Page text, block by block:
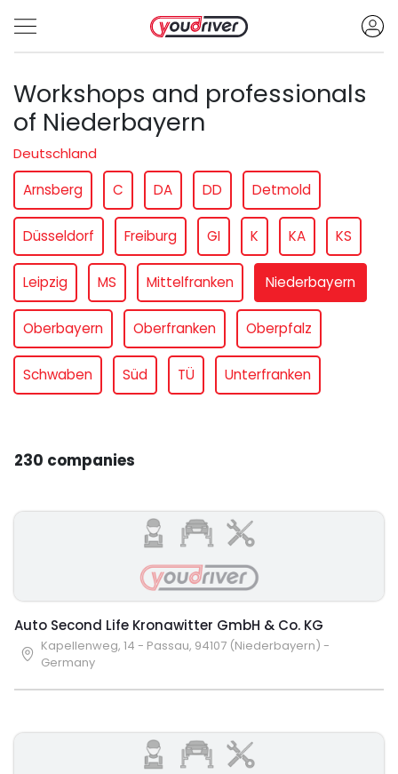
Workshops and professionals
of Niederbayern
Deutschland
Arnsberg
C DA DD Detmold
Düsseldorf Freiburg GI K KA KS
Leipzig MS Mittelfranken Niederbayern
Oberbayern Oberfranken Oberpfalz
Schwaben Süd TÜ Unterfranken
230 companies
Auto Second Life Kronawitter GmbH & Co. KG
Kapellenweg, 14 - Passau, 94107 (Niederbayern) -
Germany